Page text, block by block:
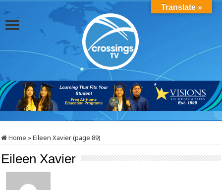
Home »Eileen Xavier (page 89)
Eileen Xavier
Translate »